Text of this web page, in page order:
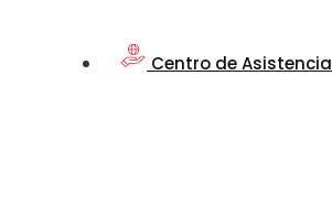
Centro de Asistencia